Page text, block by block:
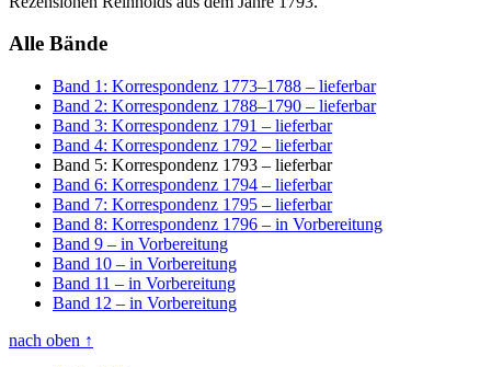
Alle Bände
Band 1: Korrespondenz 1773–1788 – lieferbar
Band 2: Korrespondenz 1788–1790 – lieferbar
Band 3: Korrespondenz 1791 – lieferbar
Band 4: Korrespondenz 1792 – lieferbar
Band 5: Korrespondenz 1793 – lieferbar
Band 6: Korrespondenz 1794 – lieferbar
Band 7: Korrespondenz 1795 – lieferbar
Band 8: Korrespondenz 1796 – in Vorbereitung
Band 9 – in Vorbereitung
Band 10 – in Vorbereitung
Band 11 – in Vorbereitung
Band 12 – in Vorbereitung
nach oben ↑